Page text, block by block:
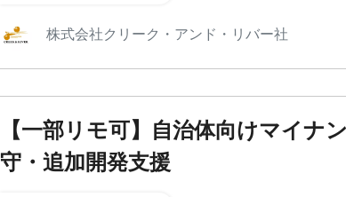
株式会社クリーク・アンド・リバー社
【一部リモ可】自治体向けマイナ
守・追加開発支援